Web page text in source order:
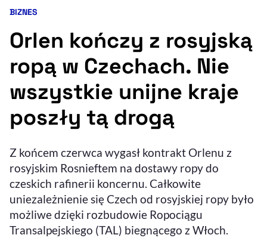
Ułatwienia dostępności wspierają:
Sprawdź, jak i dlaczego zwiększamy dostępność , otwiera się w nowym
Deklaracja dostępności, otwiera się w nowym oknie
Zgłoś problem
, otwiera się w
Kategoria artykułu:
BIZNES
Orlen kończy z rosyjską
ropą w Czechach. Nie
wszystkie unijne kraje
poszły tą drogą
Z końcem czerwca wygasł kontrakt Orlenu z
rosyjskim Rosnieftem na dostawy ropy do
czeskich rafinerii koncernu. Całkowite
uniezależnienie się Czech od rosyjskiej ropy było
możliwe dzięki rozbudowie Ropociągu
Transalpejskiego (TAL) biegnącego z Włoch.